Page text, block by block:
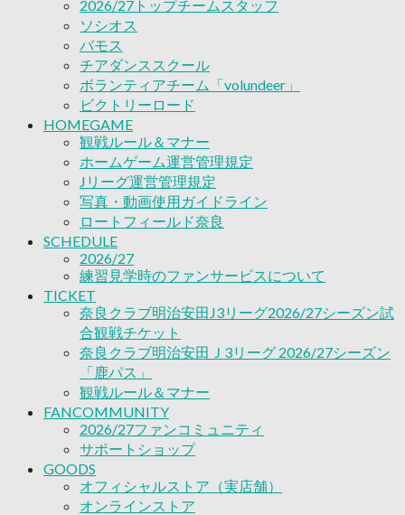
奈良クラブ明治安田Ｊ3リーグ 2026/27シーズン
「鹿パス」
観戦ルール＆マナー
FANCOMMUNITY
2026/27ファンコミュニティ
サポートショップ
GOODS
オフィシャルストア（実店舗）
オンラインストア
ACADEMY
アカデミーについて
プロジェクト
コーチ&スタッフ
ジュニア
ジュニアユース
ユース
練習拠点（ナラディーア）
SCHOOL
CLUB
2026/27 パートナー企業
パートナー募集
クラブ理念
クラブ情報
サステナビリティ
Web制作支援
応援プロジェクト
2026/27トップチームスタッフ
ソシオス
バモス
チアダンススクール
ボランティアチーム「volundeer」
ビクトリーロード
HOMEGAME
観戦ルール＆マナー
ホームゲーム運営管理規定
Jリーグ運営管理規定
写真・動画使用ガイドライン
ロートフィールド奈良
SCHEDULE
2026/27
練習見学時のファンサービスについて
TICKET
奈良クラブ明治安田J3リーグ2026/27シーズン試
合観戦チケット
奈良クラブ明治安田Ｊ3リーグ 2026/27シーズン
「鹿パス」
観戦ルール＆マナー
FANCOMMUNITY
2026/27ファンコミュニティ
サポートショップ
GOODS
オフィシャルストア（実店舗）
オンラインストア